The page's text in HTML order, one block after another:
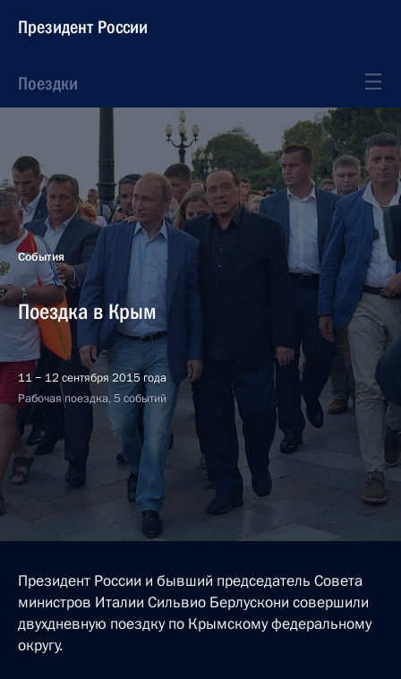
Президент России
Поездки
События
Поездка в Крым
11 − 12 сентября 2015 года
Рабочая поездка, 5 событий
Президент России и бывший председатель Совета
министров Италии Сильвио Берлускони совершили
двухдневную поездку по Крымскому федеральному
округу.